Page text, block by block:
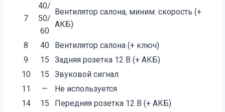
7
40/
50/
60
Вентилятор салона, миним. скорость (+
АКБ)
8 40
Вентилятор салона (+ ключ)
9
15
Задняя розетка 12 В (+ АКБ)
10
15
Звуковой сигнал
11
—
Не используется
14
15
Передняя розетка 12 В (+ АКБ)